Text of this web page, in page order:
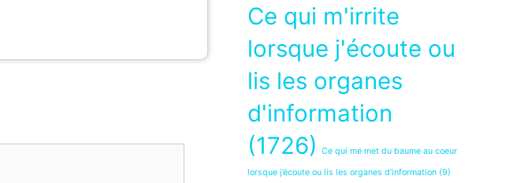
Ce qui m'irrite
lorsque j'écoute ou
lis les organes
d'information
(1726)
Ce qui me met du baume au coeur
lorsque j’écoute ou lis les organes d’information (9)